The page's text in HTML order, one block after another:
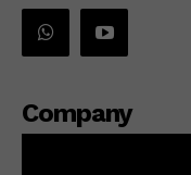
Company